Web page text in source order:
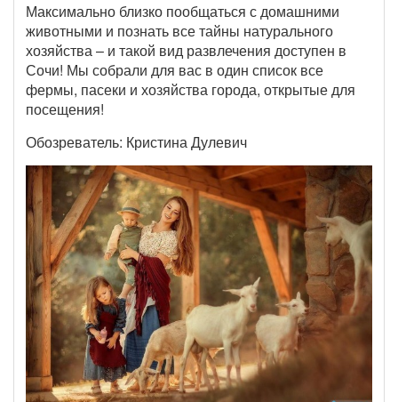
Максимально близко пообщаться с домашними
животными и познать все тайны натурального
хозяйства – и такой вид развлечения доступен в
Сочи! Мы собрали для вас в один список все
фермы, пасеки и хозяйства города, открытые для
посещения!
Обозреватель: Кристина Дулевич